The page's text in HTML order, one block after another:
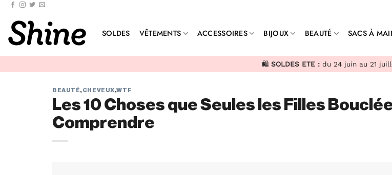
Passer
contenu
SOLDES VÊTEMENTS ACCESSOIRES BIJOUX BEAUTÉ SACS À
🛍️ SOLDES ETE : du 24 juin au 21
BEAUTÉ,CHEVEUX,WTF
Les 10 Choses que Seules les Filles
Comprendre